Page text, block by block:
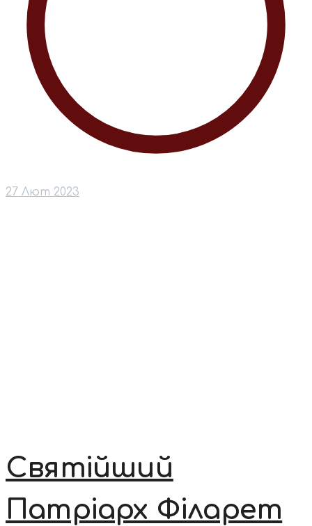
27 Лют 2023
Святійший
Патріарх Філарет